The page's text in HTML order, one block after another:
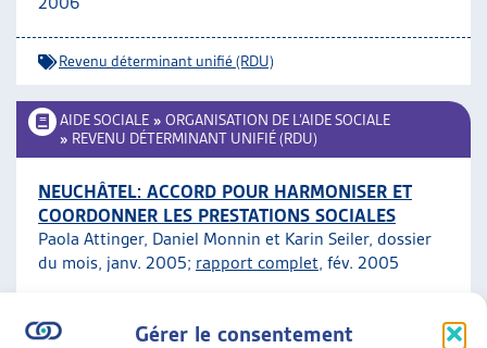
Gérer le consentement
Revenu déterminant unifié (RDU)
AIDE SOCIALE » ORGANISATION DE L’AIDE SOCIALE
» REVENU DÉTERMINANT UNIFIÉ (RDU)
NEUCHÂTEL: ACCORD POUR HARMONISER ET
COORDONNER LES PRESTATIONS SOCIALES
Paola Attinger, Daniel Monnin et Karin Seiler, dossier
du mois, janv. 2005; rapport complet, fév. 2005
Revenu déterminant unifié (RDU)